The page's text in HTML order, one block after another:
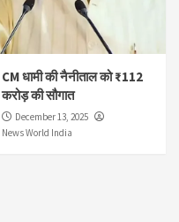
CM धामी की नैनीताल को ₹112
करोड़ की सौगात
December 13, 2025
News World India